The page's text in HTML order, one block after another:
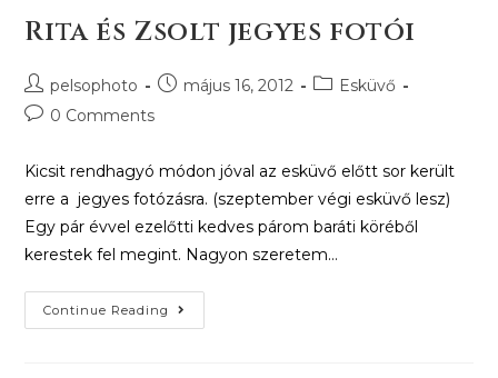
Rita és Zsolt jegyes fotói
pelsophoto május 16, 2012
Esküvő
0 Comments
Kicsit rendhagyó módon jóval az esküvő előtt sor került
erre a jegyes fotózásra. (szeptember végi esküvő lesz)
Egy pár évvel ezelőtti kedves párom baráti köréből
kerestek fel megint. Nagyon szeretem…
Continue Reading